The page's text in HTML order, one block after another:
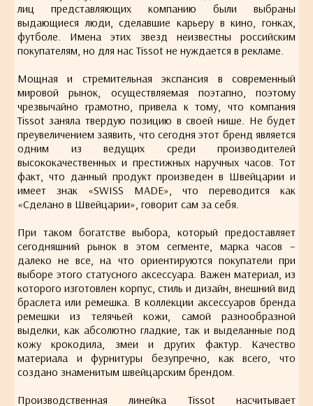
лиц представляющих компанию были выбраны
выдающиеся люди, сделавшие карьеру в кино, гонках,
футболе. Имена этих звезд неизвестны российским
покупателям, но для нас Tissot не нуждается в рекламе.
Мощная и стремительная экспансия в современный
мировой рынок, осуществляемая поэтапно, поэтому
чрезвычайно грамотно, привела к тому, что компания
Tissot заняла твердую позицию в своей нише. Не будет
преувеличением заявить, что сегодня этот бренд является
одним из ведущих среди производителей
высококачественных и престижных наручных часов. Тот
факт, что данный продукт произведен в Швейцарии и
имеет знак «SWISS MADE», что переводится как
«Сделано в Швейцарии», говорит сам за себя.
При таком богатстве выбора, который предоставляет
сегодняшний рынок в этом сегменте, марка часов –
далеко не все, на что ориентируются покупатели при
выборе этого статусного аксессуара. Важен материал, из
которого изготовлен корпус, стиль и дизайн, внешний вид
браслета или ремешка. В коллекции аксессуаров бренда
ремешки из телячьей кожи, самой разнообразной
выделки, как абсолютно гладкие, так и выделанные под
кожу крокодила, змеи и других фактур. Качество
материала и фурнитуры безупречно, как всего, что
создано знаменитым швейцарским брендом.
Производственная линейка Tissot насчитывает